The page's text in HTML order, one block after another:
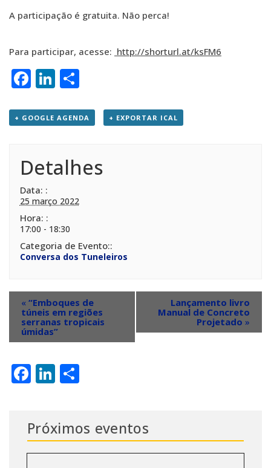
A participação é gratuita. Não perca!
Para participar, acesse: http://shorturl.at/ksFM6
Facebook
LinkedIn
+ GOOGLE AGENDA + EXPORTAR ICAL
Detalhes
Data:
25 março 2022
Hora:
17:00 - 18:30
Categoria de Evento:
Conversa dos Tuneleiros
« “Emboques de
túneis em regiões
serranas tropicais
úmidas”
Lançamento livro
Manual de Concreto
Projetado »
Facebook
LinkedIn
Próximos eventos